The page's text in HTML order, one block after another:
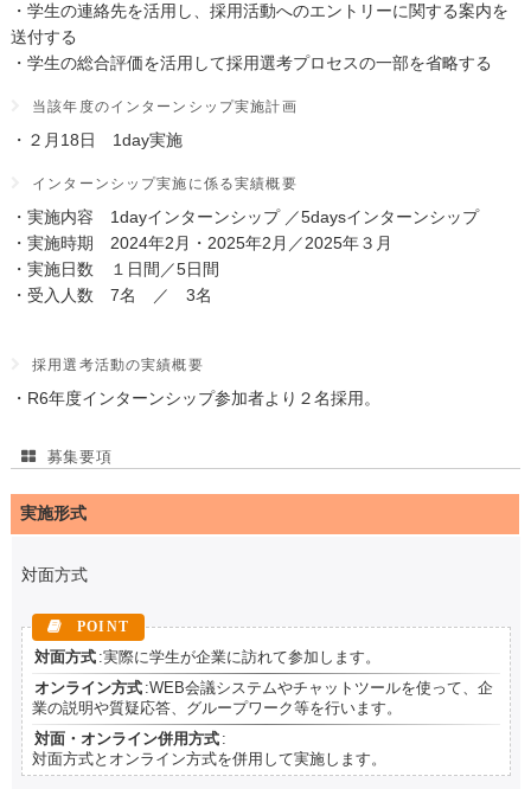
・学生の連絡先を活用し、採用活動へのエントリーに関する案内を
送付する
・学生の総合評価を活用して採用選考プロセスの一部を省略する
当該年度のインターンシップ実施計画
・２月18日 1day実施
インターンシップ実施に係る実績概要
・実施内容 1dayインターンシップ ／5daysインターンシップ
・実施時期 2024年2月・2025年2月／2025年３月
・実施日数 １日間／5日間
・受入人数 7名 ／ 3名
採用選考活動の実績概要
・R6年度インターンシップ参加者より２名採用。
募集要項
実施形式
対面方式
対面方式 :実際に学生が企業に訪れて参加します。
オンライン方式 :WEB会議システムやチャットツールを使って、企
業の説明や質疑応答、グループワーク等を行います。
対面・オンライン併用方式 :
対面方式とオンライン方式を併用して実施します。